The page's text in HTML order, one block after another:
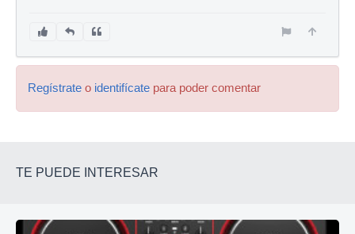
Regístrate o identifícate para poder comentar
TE PUEDE INTERESAR